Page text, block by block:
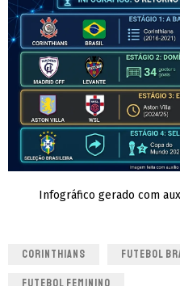
Infográfico gerado com
CORINTHIANS FUTEBOL